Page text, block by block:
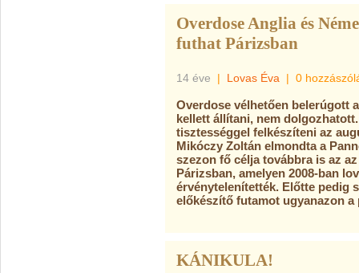
Overdose Anglia és
futhat Párizsban
14 éve | Lovas Éva | 0
Overdose vélhetően belerúgott
kellett állítani, nem
tisztességgel felkészíteni az
Mikóczy Zoltán elmondta a
szezon fő célja továbbra is az
Párizsban, amelyen 2008-ban
érvénytelenítették. Előtte pedig
előkészítő futamot ugyanazon a
KÁNIKULA!